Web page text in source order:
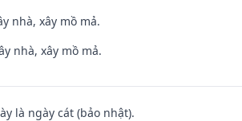
nhà, xây mồ mả.
nhà, xây mồ mả.
là ngày cát (bảo nhật).